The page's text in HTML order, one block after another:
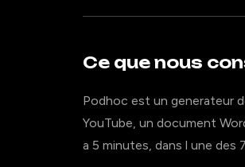
Ce que nous
Podhoc est un generateur
YouTube, un document
a 5 minutes, dans l une des